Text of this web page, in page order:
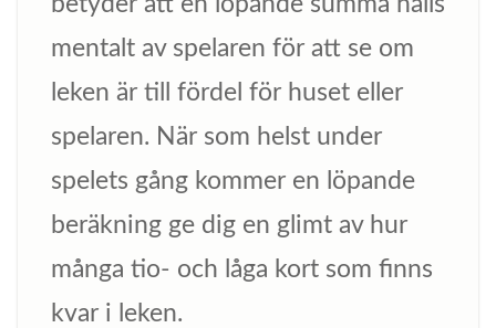
mentalt av spelaren för att se om
leken är till fördel för huset eller
spelaren. När som helst under
spelets gång kommer en löpande
beräkning ge dig en glimt av hur
många tio- och låga kort som finns
kvar i leken.